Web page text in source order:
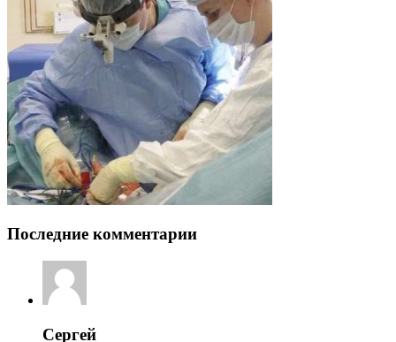
Последние комментарии
Сергей